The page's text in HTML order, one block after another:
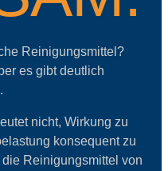
Reinigungsmittel?
es gibt deutlich
nicht, Wirkung zu
konsequent zu
Reinigungsmittel von